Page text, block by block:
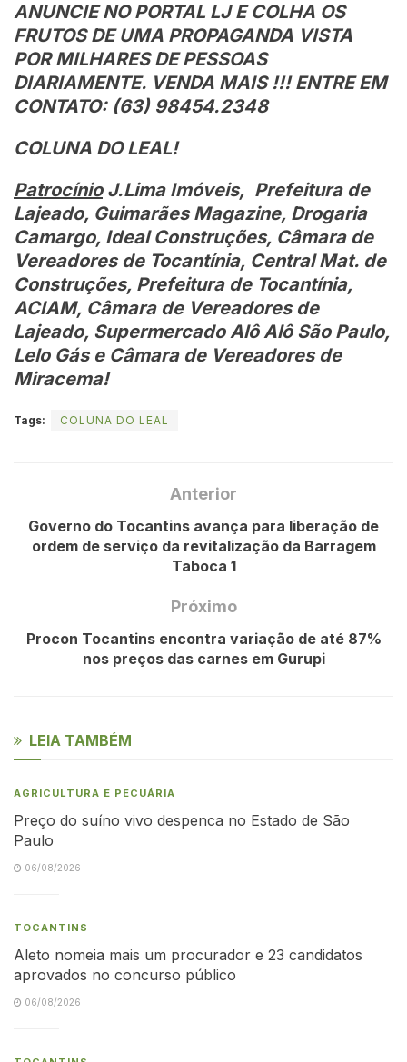
ANUNCIE NO PORTAL LJ E COLHA OS
FRUTOS DE UMA PROPAGANDA VISTA
POR MILHARES DE PESSOAS
DIARIAMENTE. VENDA MAIS !!! ENTRE EM
CONTATO: (63) 98454.2348
COLUNA DO LEAL!
PatrocínioJ.Lima Imóveis, Prefeitura de
Lajeado, Guimarães Magazine, Drogaria
Camargo, Ideal Construções, Câmara de
Vereadores de Tocantínia, Central Mat. de
Construções, Prefeitura de Tocantínia,
ACIAM, Câmara de Vereadores de
Lajeado, Supermercado Alô Alô São Paulo,
Lelo Gás e Câmara de Vereadores de
Miracema!
Tags: COLUNA DO LEAL
Anterior
Governo do Tocantins avança para liberação de
ordem de serviço da revitalização da Barragem
Taboca 1
Próximo
Procon Tocantins encontra variação de até 87%
nos preços das carnes em Gurupi
LEIA TAMBÉM
AGRICULTURA E PECUÁRIA
Preço do suíno vivo despenca no Estado de São
Paulo
06/08/2026
TOCANTINS
Aleto nomeia mais um procurador e 23 candidatos
aprovados no concurso público
06/08/2026